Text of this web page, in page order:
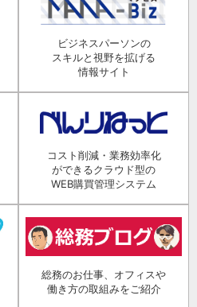
ビジネスパーソンの
スキルと視野を拡げる
情報サイト
コスト削減・業務効率化
ができるクラウド型の
WEB購買管理システム
総務のお仕事、オフィスや
働き方の取組みをご紹介